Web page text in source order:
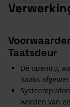
Taatsdeur
De opening
haaks
worden van